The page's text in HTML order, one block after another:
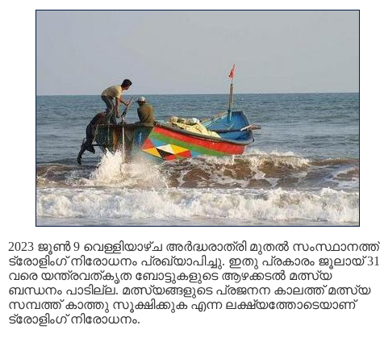
2023 ജൂണ്‍ 9 വെള്ളിയാഴ്ച അര്‍ദ്ധരാത്രി മുതല്‍ സംസ്ഥാനത്ത്
ട്രോളിംഗ് നിരോധനം പ്രഖ്യാപിച്ചു. ഇതു പ്രകാരം ജൂലായ് 31
വരെ യന്ത്രവത്കൃത ബോട്ടുകളുടെ ആഴക്കടല്‍ മത്സ്യ
ബന്ധനം പാടില്ല. മത്സ്യങ്ങളുടെ പ്രജനന കാലത്ത് മത്സ്യ
സമ്പത്ത് കാത്തു സൂക്ഷിക്കുക എന്ന ലക്ഷ്യത്തോടെയാണ്
ട്രോളിംഗ് നിരോധനം.